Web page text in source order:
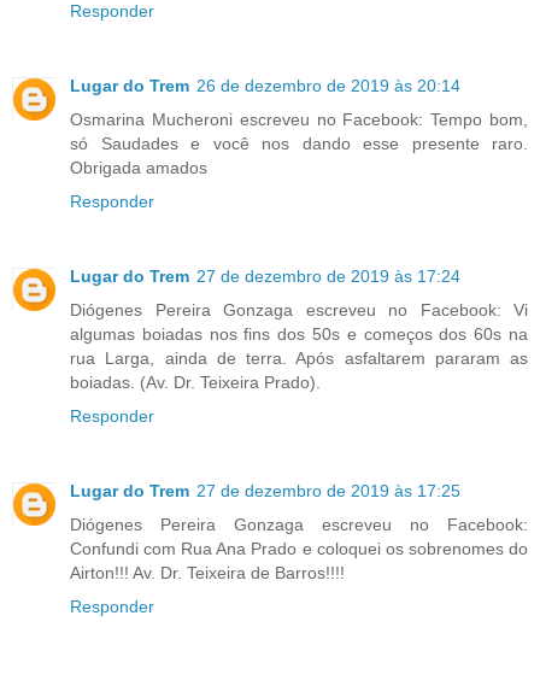
Responder
Lugar do Trem 26 de dezembro de 2019 às 20:14
Osmarina Mucheroni escreveu no Facebook: Tempo bom,
só Saudades e você nos dando esse presente raro.
Obrigada amados
Responder
Lugar do Trem 27 de dezembro de 2019 às 17:24
Diógenes Pereira Gonzaga escreveu no Facebook: Vi
algumas boiadas nos fins dos 50s e começos dos 60s na
rua Larga, ainda de terra. Após asfaltarem pararam as
boiadas. (Av. Dr. Teixeira Prado).
Responder
Lugar do Trem 27 de dezembro de 2019 às 17:25
Diógenes Pereira Gonzaga escreveu no Facebook:
Confundi com Rua Ana Prado e coloquei os sobrenomes do
Airton!!! Av. Dr. Teixeira de Barros!!!!
Responder